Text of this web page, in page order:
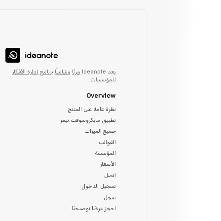
يعد Ideanote مرنًا وشاملًا برنامج إدارة الأفكار
للمؤسسات.
Overview
نظرة عامة على المنتج
تطبيق مايكروسوفت تيمز
جميع الميزات
القوالب
المؤسسة
الأسعار
اتصل
تسجيل الدخول
سجل
احجز عرضًا توضيحيًا